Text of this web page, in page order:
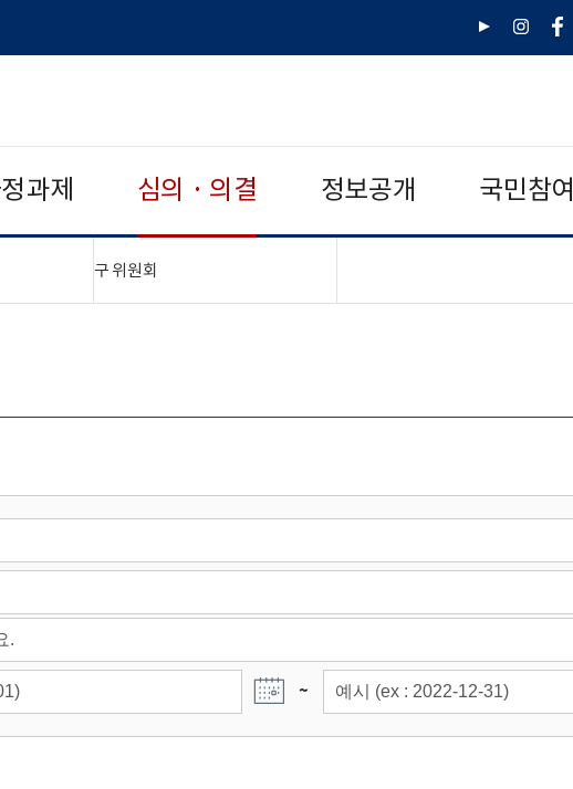
유
인
페
과제 심의 · 의결 정보공개 국민참여
구 위원회
~